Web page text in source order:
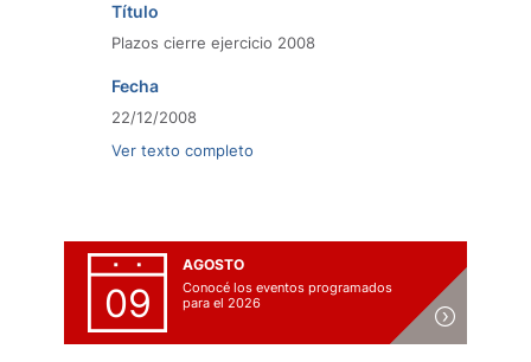
Título
Plazos cierre ejercicio 2008
Fecha
22/12/2008
Ver texto completo
09
AGOSTO
Conocé los eventos programados
para el 2026